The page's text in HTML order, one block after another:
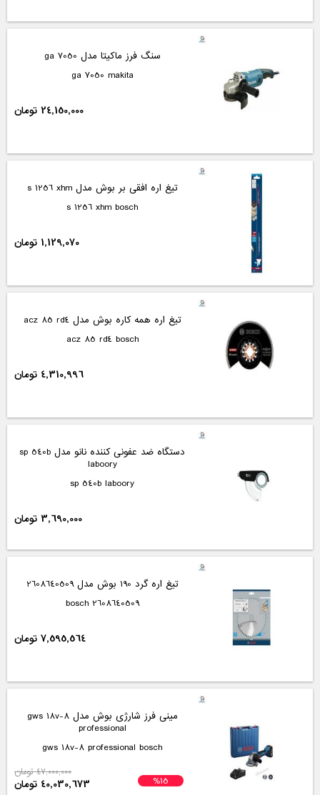
سنگ فرز ماکیتا مدل ga 7050
ga 7050 makita
24,150,000 تومان
تیغ اره افقی بر بوش مدل s 1256 xhm
s 1256 xhm bosch
1,129,070 تومان
تیغ اره همه کاره بوش مدل acz 85 rd4
acz 85 rd4 bosch
4,310,996 تومان
دستگاه ضد عفونی کننده نانو مدل sp 540b
laboory
sp 540b laboory
3,690,000 تومان
تیغ اره گرد 190 بوش مدل 2608640509
2608640509 bosch
7,595,564 تومان
مینی فرز شارژی بوش مدل gws 18v-8
professional
gws 18v-8 professional bosch
%15
47,000,000 تومان
40,030,673 تومان